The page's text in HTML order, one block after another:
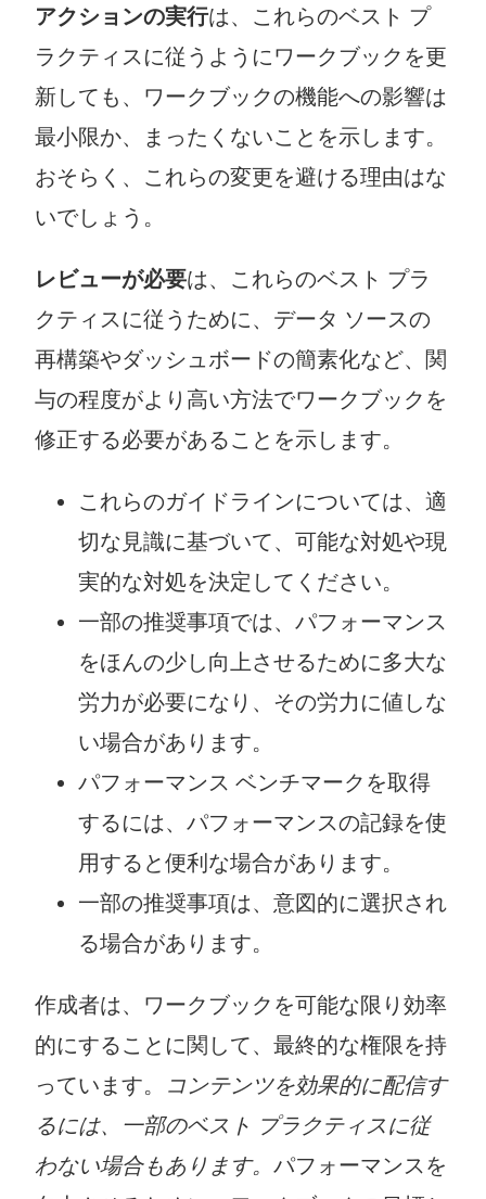
アクションの実行は、これらのベスト プ
ラクティスに従うようにワークブックを更
新しても、ワークブックの機能への影響は
最小限か、まったくないことを示します。
おそらく、これらの変更を避ける理由はな
いでしょう。
レビューが必要は、これらのベスト プラ
クティスに従うために、データ ソースの
再構築やダッシュボードの簡素化など、関
与の程度がより高い方法でワークブックを
修正する必要があることを示します。
これらのガイドラインについては、適
切な見識に基づいて、可能な対処や現
実的な対処を決定してください。
一部の推奨事項では、パフォーマンス
をほんの少し向上させるために多大な
労力が必要になり、その労力に値しな
い場合があります。
パフォーマンス ベンチマークを取得
するには、パフォーマンスの記録を使
用すると便利な場合があります。
一部の推奨事項は、意図的に選択され
る場合があります。
作成者は、ワークブックを可能な限り効率
的にすることに関して、最終的な権限を持
っています。
コンテンツを効果的に配信す
るには、一部のベスト プラクティスに従
わない場合もあります。 パフォーマンスを